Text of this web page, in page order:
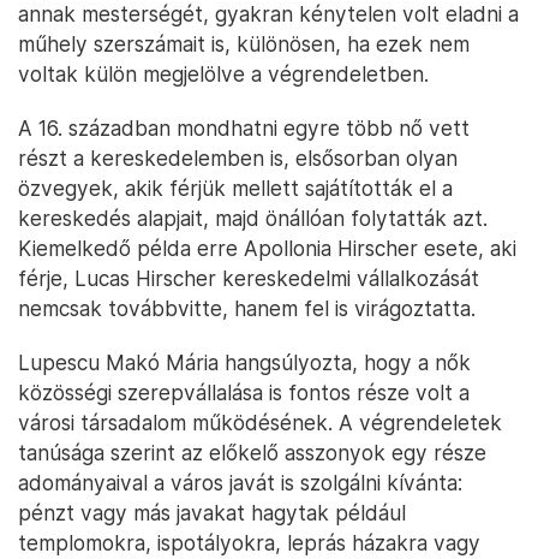
annak mesterségét, gyakran kénytelen volt eladni a
műhely szerszámait is, különösen, ha ezek nem
voltak külön megjelölve a végrendeletben.
A 16. században mondhatni egyre több nő vett
részt a kereskedelemben is, elsősorban olyan
özvegyek, akik férjük mellett sajátították el a
kereskedés alapjait, majd önállóan folytatták azt.
Kiemelkedő példa erre Apollonia Hirscher esete, aki
férje, Lucas Hirscher kereskedelmi vállalkozását
nemcsak továbbvitte, hanem fel is virágoztatta.
Lupescu Makó Mária hangsúlyozta, hogy a nők
közösségi szerepvállalása is fontos része volt a
városi társadalom működésének. A végrendeletek
tanúsága szerint az előkelő asszonyok egy része
adományaival a város javát is szolgálni kívánta:
pénzt vagy más javakat hagytak például
templomokra, ispotályokra, leprás házakra vagy